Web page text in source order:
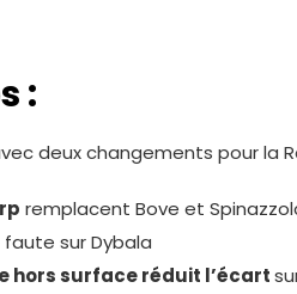
:
deux changements pour la
remplacent Bove et
faute sur Dybala
hors surface réduit l’écart